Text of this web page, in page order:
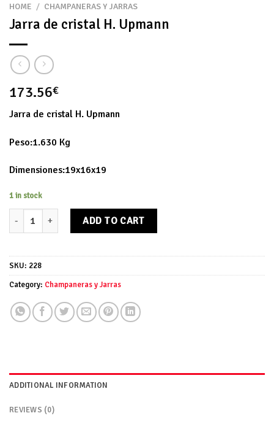
HOME / CHAMPANERAS Y JARRAS
Jarra de cristal H. Upmann
173.56€
Jarra de cristal H. Upmann
Peso:1.630 Kg
Dimensiones:19x16x19
1 in stock
Jarra de cristal H. Upmann quantity
ADD TO CART
SKU: 228
Category: Champaneras y Jarras
ADDITIONAL INFORMATION
REVIEWS (0)